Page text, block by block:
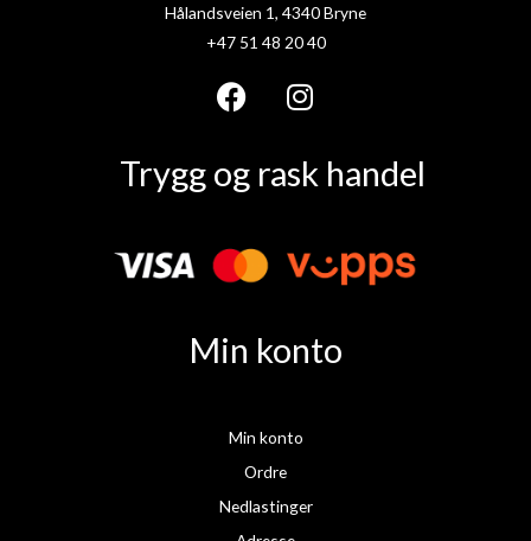
Hålandsveien 1, 4340 Bryne
+47 51 48 20 40
F
c
b
o
I
s
g
m
Trygg og rask handel
Min konto
Min konto
Ordre
Nedlastinger